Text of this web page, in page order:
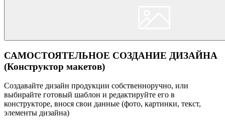
САМОСТОЯТЕЛЬНОЕ СОЗДАНИЕ ДИЗАЙНА
(Конструктор макетов)
Создавайте дизайн продукции собственноручно, или
выбирайте готовый шаблон и редактируйте его в
конструкторе, внося свои данные (фото, картинки, текст,
элементы дизайна)